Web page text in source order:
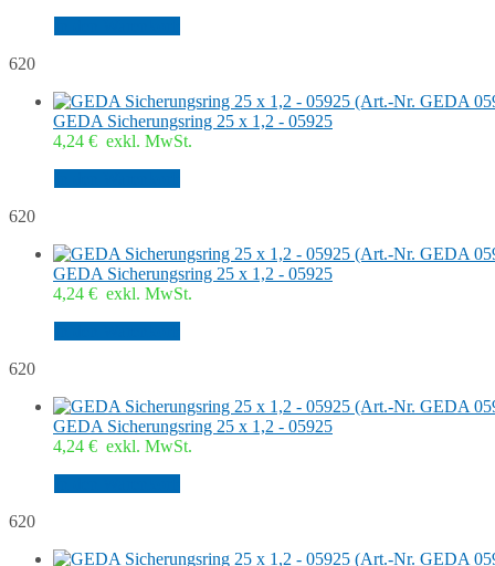
620
GEDA Sicherungsring 25 x 1,2 - 05925
4,24 € exkl. MwSt.
620
GEDA Sicherungsring 25 x 1,2 - 05925
4,24 € exkl. MwSt.
620
GEDA Sicherungsring 25 x 1,2 - 05925
4,24 € exkl. MwSt.
620